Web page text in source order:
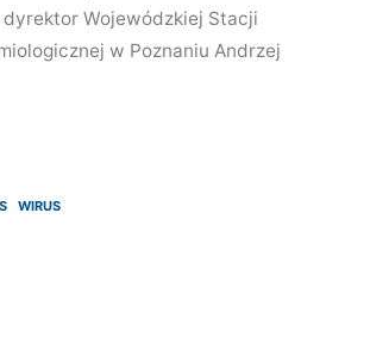
dyrektor Wojewódzkiej Stacji
w Poznaniu Andrzej
WIRUS